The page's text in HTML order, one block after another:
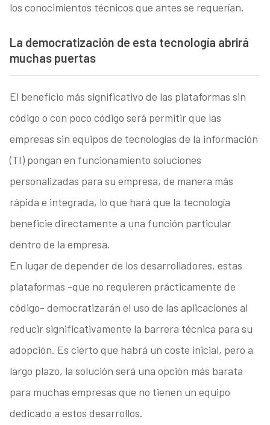
los conocimientos técnicos que antes se requerían.
La democratización de esta tecnología abrirá
muchas puertas
El beneficio más significativo de las plataformas sin
código o con poco código será permitir que las
empresas sin equipos de tecnologías de la información
(TI) pongan en funcionamiento soluciones
personalizadas para su empresa, de manera más
rápida e integrada, lo que hará que la tecnología
beneficie directamente a una función particular
dentro de la empresa.
En lugar de depender de los desarrolladores, estas
plataformas -que no requieren prácticamente de
código- democratizarán el uso de las aplicaciones al
reducir significativamente la barrera técnica para su
adopción. Es cierto que habrá un coste inicial, pero a
largo plazo, la solución será una opción más barata
para muchas empresas que no tienen un equipo
dedicado a estos desarrollos.